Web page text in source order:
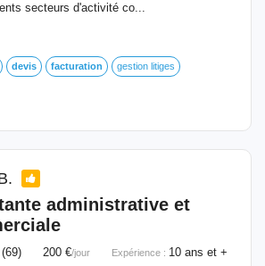
secteurs d'activité co...
devis facturation gestion litiges
administrative et
(69) 200 €/jour Expérience : 10 ans et +